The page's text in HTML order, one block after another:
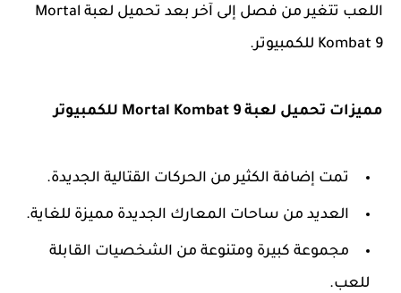
اللعب تتغير من فصل إلى آخر بعد تحميل لعبة Mortal
Kombat 9 للكمبيوتر.
مميزات تحميل لعبة Mortal Kombat 9 للكمبيوتر
تمت إضافة الكثير من الحركات القتالية الجديدة.
العديد من ساحات المعارك الجديدة مميزة للغاية.
مجموعة كبيرة ومتنوعة من الشخصيات القابلة
للعب.